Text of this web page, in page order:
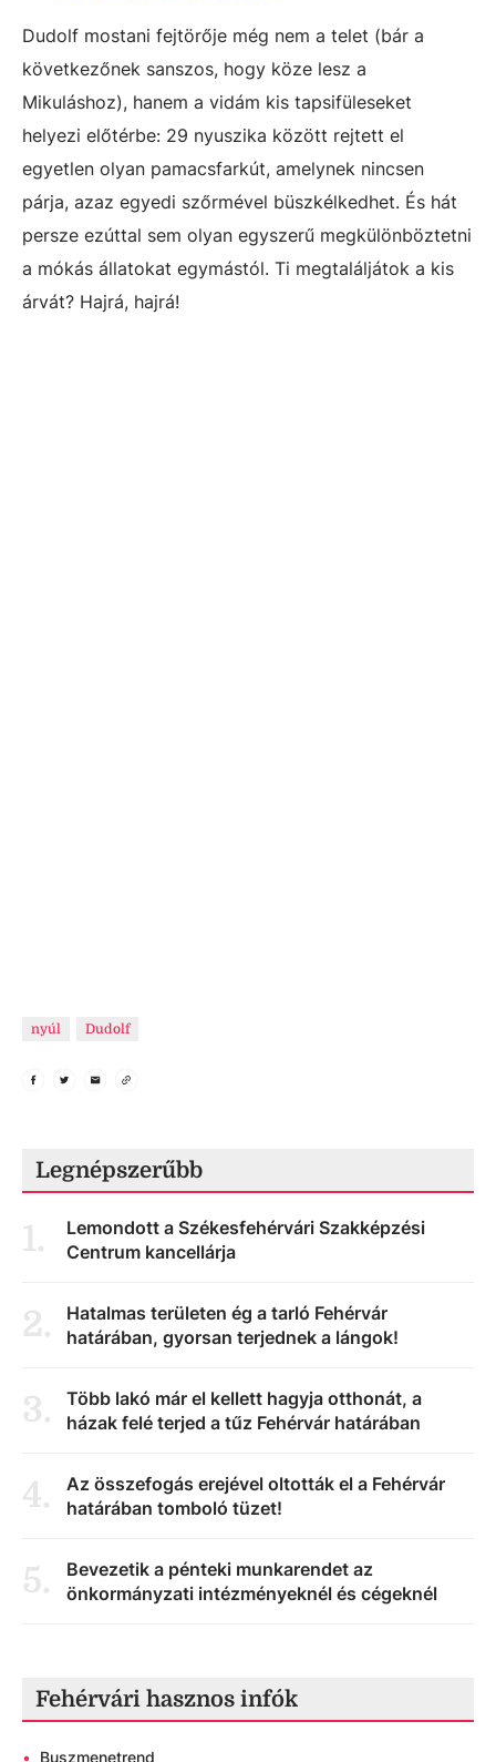
Dudolf mostani fejtörője még nem a telet (bár a
következőnek sanszos, hogy köze lesz a
Mikuláshoz), hanem a vidám kis tapsifüleseket
helyezi előtérbe: 29 nyuszika között rejtett el
egyetlen olyan pamacsfarkút, amelynek nincsen
párja, azaz egyedi szőrmével büszkélkedhet. És hát
persze ezúttal sem olyan egyszerű megkülönböztetni
a mókás állatokat egymástól. Ti megtaláljátok a kis
árvát? Hajrá, hajrá!
nyúl Dudolf
Legnépszerűbb
1.
Lemondott a Székesfehérvári Szakképzési
Centrum kancellárja
2.
Hatalmas területen ég a tarló Fehérvár
határában, gyorsan terjednek a lángok!
3.
Több lakó már el kellett hagyja otthonát, a
házak felé terjed a tűz Fehérvár határában
4.
Az összefogás erejével oltották el a Fehérvár
határában tomboló tüzet!
5.
Bevezetik a pénteki munkarendet az
önkormányzati intézményeknél és cégeknél
Fehérvári hasznos infók
• Buszmenetrend